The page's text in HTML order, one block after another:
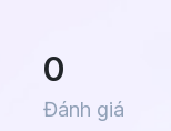
0
Đánh giá